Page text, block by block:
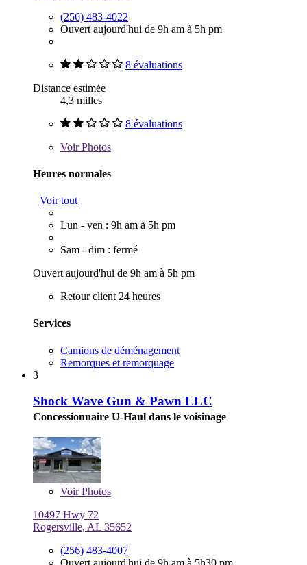
(256) 483-4022
Ouvert aujourd'hui de 9h am à 5h pm
8 évaluations
Distance estimée
4,3 milles
8 évaluations
VoirPhotos
Heures normales
Voir tout
Lun - ven : 9h am à 5h pm
Sam - dim : fermé
Ouvert aujourd'hui de 9h am à 5h pm
Retour client 24 heures
Services
Camions de déménagement
Remorques et remorquage
3
Shock Wave Gun & Pawn LLC
Concessionnaire U-Haul dans le voisinage
VoirPhotos
10497 Hwy 72
Rogersville, AL 35652
(256) 483-4007
Ouvert aujourd'hui de 9h am à 5h30 pm